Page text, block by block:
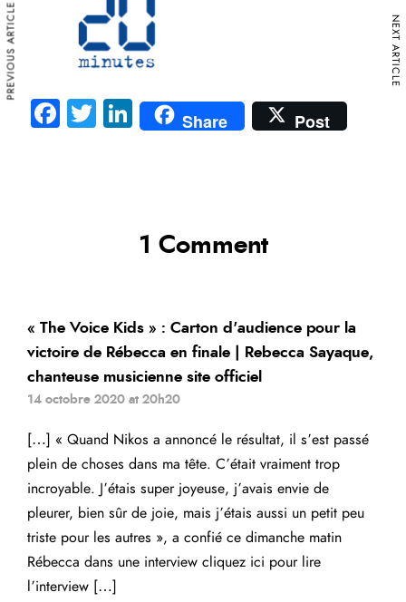
Fa
T
Li
n
Share Post
1 Comment
« The Voice Kids » : Carton d'audience pour la
victoire de Rébecca en finale | Rebecca Sayaque,
chanteuse musicienne site officiel
14 octobre 2020 at 20h20
[…] « Quand Nikos a annoncé le résultat, il s’est passé
plein de choses dans ma tête. C’était vraiment trop
incroyable. J’étais super joyeuse, j’avais envie de
pleurer, bien sûr de joie, mais j’étais aussi un petit peu
triste pour les autres », a confié ce dimanche matin
Rébecca dans une interview cliquez ici pour lire
l’interview […]
PREVIOUS ARTICLE NEXT ARTICLE